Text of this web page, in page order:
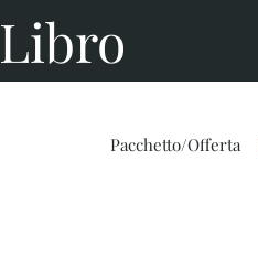
Pacchetto/Offerta
Libro